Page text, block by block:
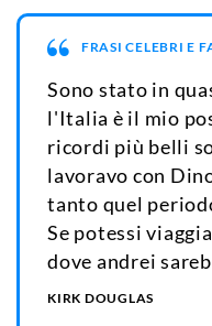
FRASI CELEBRI E
Sono stato in
l'Italia è il mio
ricordi più belli
lavoravo con
tanto quel
Se potessi
dove andrei
KIRK DOUGLAS